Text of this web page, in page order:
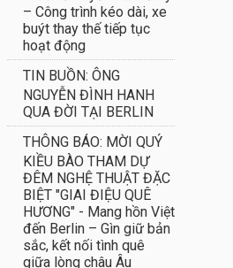
LIÊN HỆ
+49 152